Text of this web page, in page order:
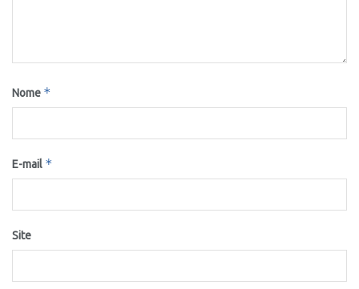
Nome *
E-mail *
Site